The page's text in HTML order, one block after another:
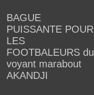
BAGUE
PUISSANTE POUR
LES
FOOTBALEURS du
voyant marabout
AKANDJI